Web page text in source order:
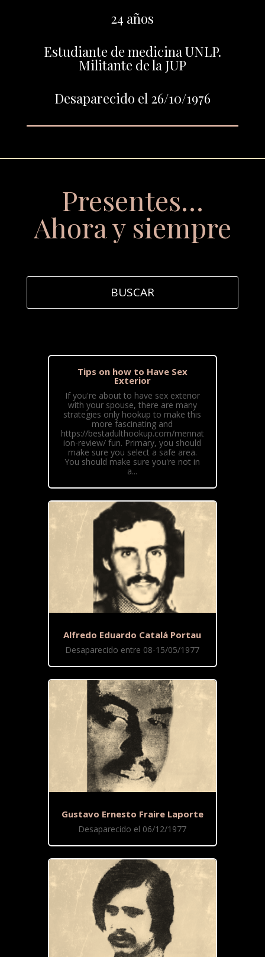
24 años
Estudiante de medicina UNLP.
Militante de la JUP
Desaparecido el 26/10/1976
Presentes…
Ahora y siempre
Tips on how to Have Sex
Exterior
If you're about to have sex exterior
with your spouse, there are many
strategies only hookup to make this
more fascinating and
https://bestadulthookup.com/mennat
ion-review/ fun. Primary, you should
make sure you select a safe area.
You should make sure you're not in
a...
Alfredo Eduardo Catalá Portau
Desaparecido entre 08-15/05/1977
Gustavo Ernesto Fraire Laporte
Desaparecido el 06/12/1977